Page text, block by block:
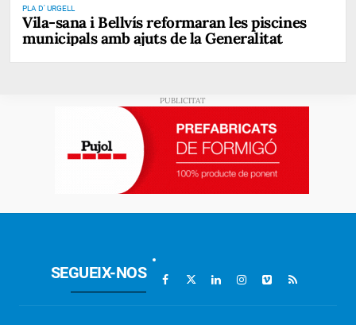
PLA D' URGELL
Vila-sana i Bellvís reformaran les piscines
municipals amb ajuts de la Generalitat
SEGUEIX-NOS